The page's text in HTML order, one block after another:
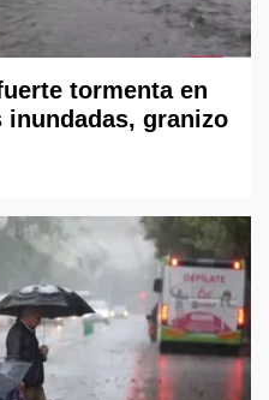
tormenta en
inundadas, granizo